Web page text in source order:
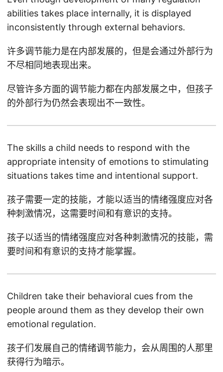
abilities takes place internally, it is displayed
inconsistently through external behaviors.
许多调节能力是在内部发展的，但是会通过外部行为
不尽相同地表现出来。
尽管许多方面的调节能力都在内部发展之中，但孩子
的外部行为仍然会表现出不一致性。
The skills a child needs to respond with the
appropriate intensity of emotions to stimulating
situations takes time and intentional support.
孩子需要一定的技能，才能以适当的情绪强度应对各
种刺激情况，这需要时间和有意识的支持。
孩子以适当的情绪强度应对各种刺激情况的技能，需
要时间和有意识的支持才能掌握。
Children take their behavioral cues from the
people around them as they develop their own
emotional regulation.
孩子们发展自己的情绪调节能力，会从周围的人那里
获得行为暗示。